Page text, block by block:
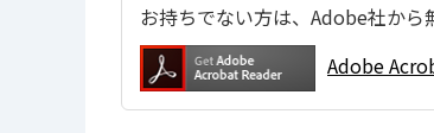
お持ちでない方は、Adobe社から
Adobe